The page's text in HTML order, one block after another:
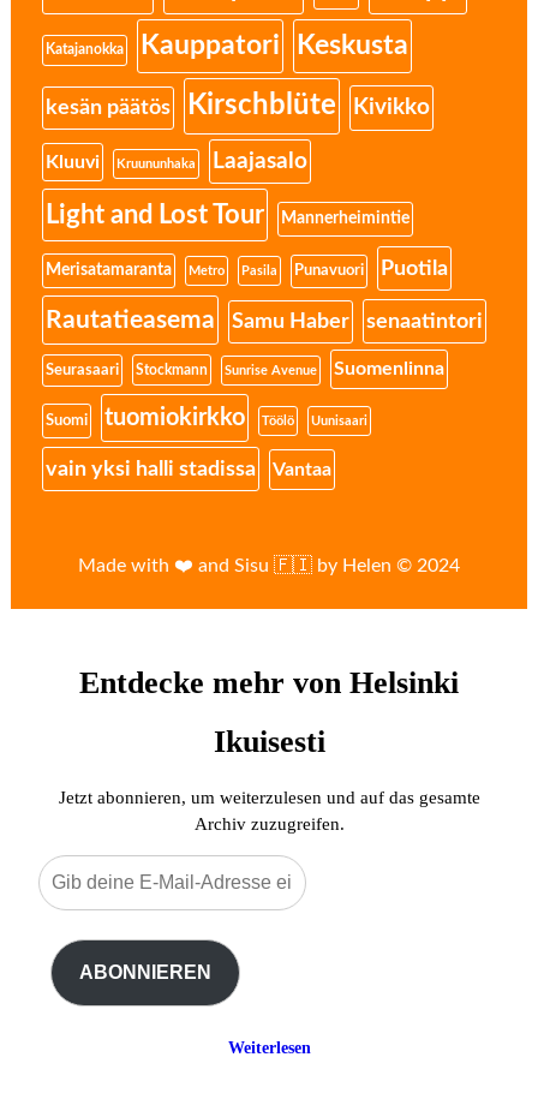
Katajanokka Kauppatori Keskusta
kesän päätös Kirschblüte Kivikko
Kluuvi Kruununhaka Laajasalo
Light and Lost Tour Mannerheimintie
Merisatamaranta Metro Pasila Punavuori Puotila
Rautatieasema Samu Haber senaatintori
Seurasaari Stockmann Sunrise Avenue Suomenlinna
Suomi tuomiokirkko Töölö Uunisaari
vain yksi halli stadissa Vantaa
Made with ❤️ and Sisu 🇫🇮 by Helen © 2024
Entdecke mehr von Helsinki
Ikuisesti
Jetzt abonnieren, um weiterzulesen und auf das gesamte
Archiv zuzugreifen.
Gib
deine
Mail-
Adresse
ein ...
ABONNIEREN
Weiterlesen